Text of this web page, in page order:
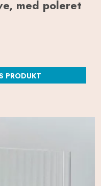
med poleret
PRODUKT